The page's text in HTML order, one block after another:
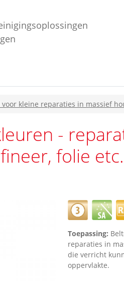
kleine reparaties in massief
-
folie
Toepassing:
reparaties in
die verricht
oppervlakte.